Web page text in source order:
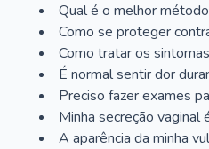
Qual é o melhor
Como se proteger
Como tratar os
É normal sentir dor
Preciso fazer exames
Minha secreção vaginal
A aparência da minha